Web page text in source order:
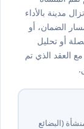
مدينة بالأداء
الضمان، أو
أو تحليل
العقد الذي تم
(البضائع